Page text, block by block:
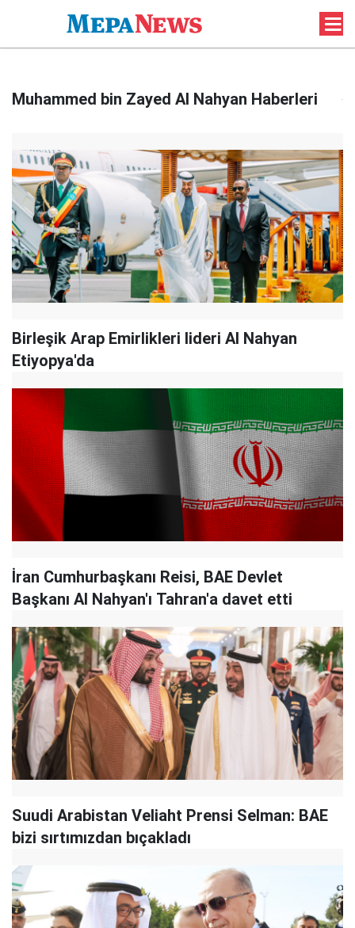
Muhammed bin Zayed Al Nahyan Haberleri
Birleşik Arap Emirlikleri lideri Al Nahyan
Etiyopya'da
İran Cumhurbaşkanı Reisi, BAE Devlet
Başkanı Al Nahyan'ı Tahran'a davet etti
Suudi Arabistan Veliaht Prensi Selman: BAE
bizi sırtımızdan bıçakladı